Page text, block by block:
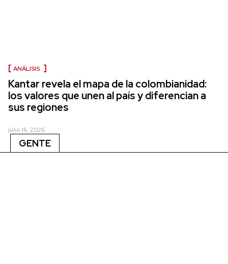
ANÁLISIS
Kantar revela el mapa de la colombianidad:
los valores que unen al país y diferencian a
sus regiones
julio 16, 2026
GENTE